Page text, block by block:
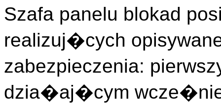
Szafa panelu blokad
realizuj�cych
zabezpieczenia:
dzia�aj�cym